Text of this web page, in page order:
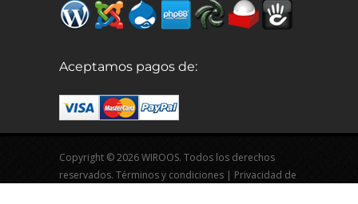
Aceptamos pagos de:
Copyright © 2026 WIROOS. Todos los derechos
reservados. Términos y condiciones | Privacidad de